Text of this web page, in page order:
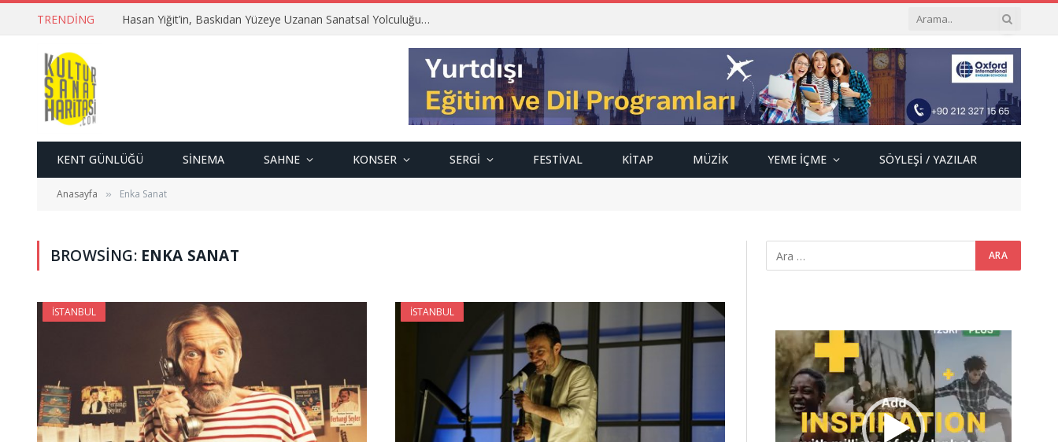
TRENDING Hasan Yiğit’in, Baskıdan Yüzeye Uzanan Sanatsal Yolculuğu…
KENT GÜNLÜĞÜ SINEMA SAHNE KONSER SERGI FESTIVAL KITAP MÜZIK YEME İÇME SÖYLEŞI / YAZILAR
Anasayfa » Enka Sanat
BROWSING: ENKA SANAT
İSTANBUL İSTANBUL
Video
oynatıcı